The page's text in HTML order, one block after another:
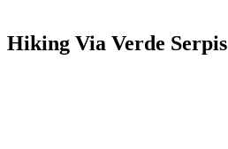
Hiking Via Verde Serpis